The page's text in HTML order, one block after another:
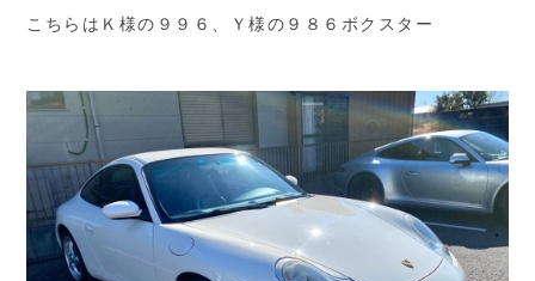
こちらはＫ様の９９６、Ｙ様の９８６ボクスター